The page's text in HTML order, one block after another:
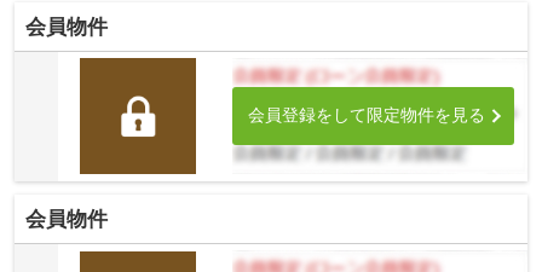
会員物件
会員登録をして限定物件を見る
会員物件